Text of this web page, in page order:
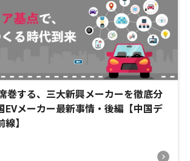
巻する、三大新興メーカーを徹底分
EVメーカー最新事情・後編【中国デ
】